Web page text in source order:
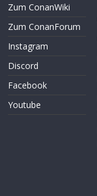
Zum ConanWiki
Zum ConanForum
Instagram
Discord
Facebook
Youtube